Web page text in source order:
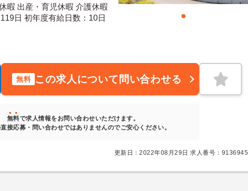
暇 出産・育児休暇 介護休暇
年間休日日数：119日 初年度有給日数：10日
無料 この求人について問い合わせる
無料で求人情報をお問い合わせいただけます。
接応募・問い合わせではありませんのでご安心ください。
更新日：2022年08月29日 求人番号：9136945